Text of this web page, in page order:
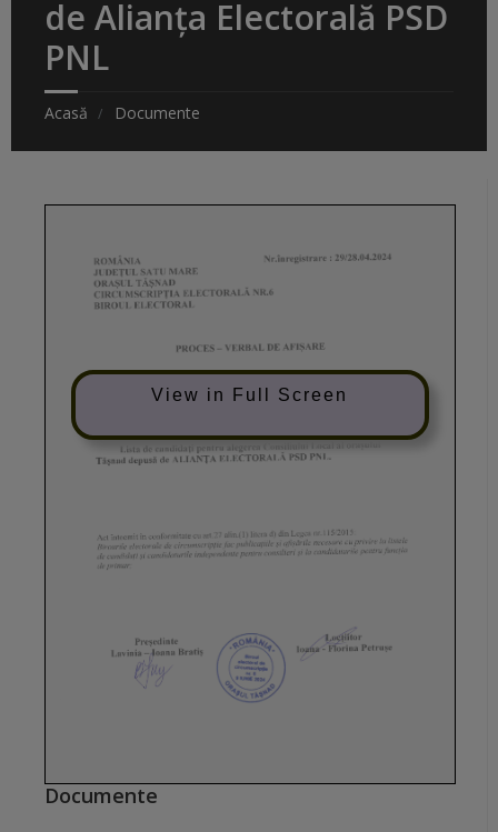
de Alianța Electorală PSD
PNL
Acasă Documente
View in Full Screen
Documente